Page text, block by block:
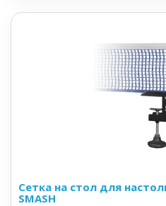
Сетка на стол для
SMASH